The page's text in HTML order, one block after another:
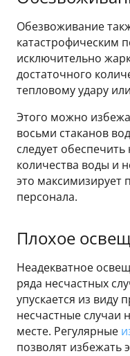
Обезвоживание
катастрофическим
исключительно
достаточного
тепловому удару
Этого можно
восьми стаканов
следует
количества воды и
это максимизирует
персонала.
Плохое
Неадекватное
ряда несчастных
упускается из виду
несчастные случаи
месте. Регулярные
позволят избежать